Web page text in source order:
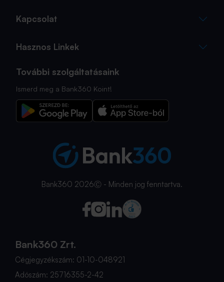
Kapcsolat
Hasznos Linkek
További szolgáltatásaink
Ismerd meg a Bank360 Koint!
Bank360 2026Ⓒ - Minden jog fenntartva.
Bank360 Zrt.
Cégjegyzékszám: 01-10-048921
Adószám: 25716355-2-42